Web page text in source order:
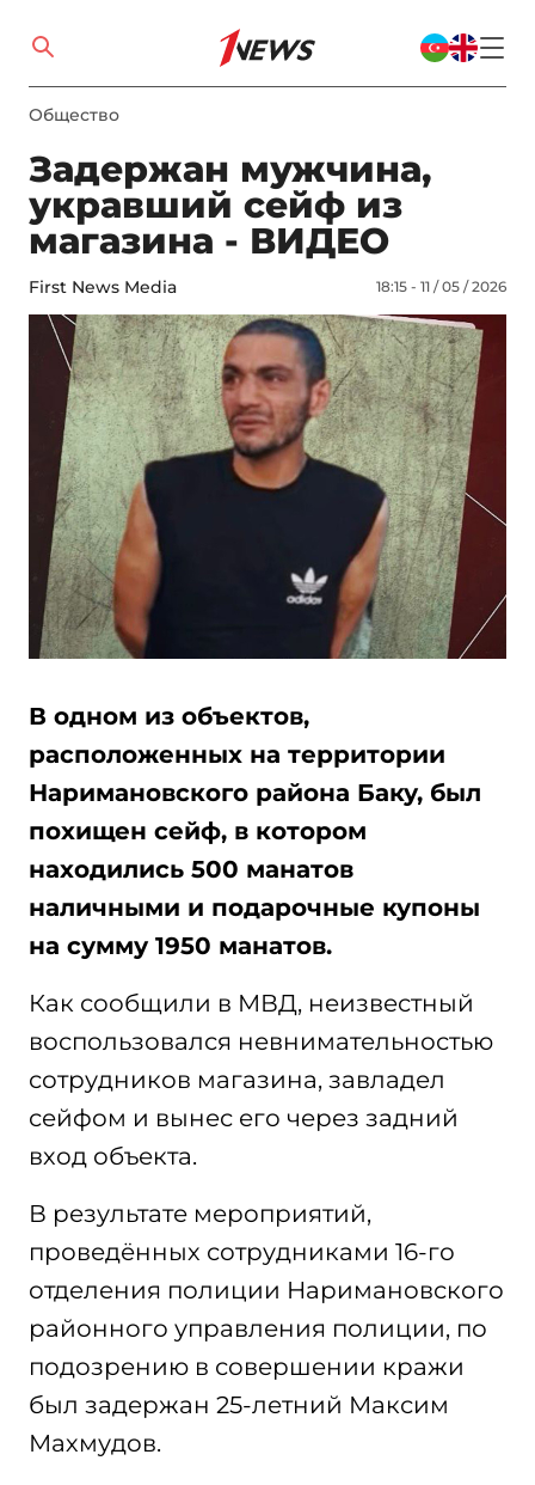
Общество
Задержан мужчина,
укравший сейф из
магазина - ВИДЕО
First News Media 18:15 - 11 / 05 / 2026
В одном из объектов,
расположенных на территории
Наримановского района Баку, был
похищен сейф, в котором
находились 500 манатов
наличными и подарочные купоны
на сумму 1950 манатов.
Как сообщили в МВД, неизвестный
воспользовался невнимательностью
сотрудников магазина, завладел
сейфом и вынес его через задний
вход объекта.
В результате мероприятий,
проведённых сотрудниками 16-го
отделения полиции Наримановского
районного управления полиции, по
подозрению в совершении кражи
был задержан 25-летний Максим
Махмудов.